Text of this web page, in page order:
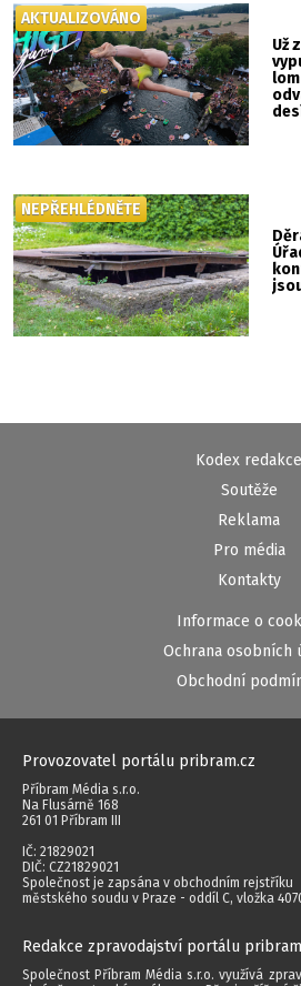
Už
AKTUALIZOVÁNO
NEPŘEHLÉDNĚTE
Kodex redakce
Soutěže
Reklama
Pro média
Kontakty
Informace o
Ochrana osobních
Obchodní
Provozovatel portálu pribram.cz
Příbram Média s.r.o.
Na Flusárně 168
261 01 Příbram III
IČ: 21829021
DIČ: CZ21829021
Společnost je zapsána v obchodním rejstříku
městského soudu v Praze - oddíl C, vložka
Redakce zpravodajství portálu
Společnost Příbram Média s.r.o. využívá